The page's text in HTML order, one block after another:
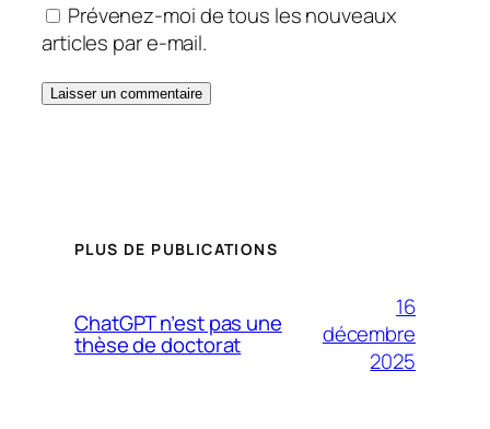
Prévenez-moi de tous les nouveaux
articles par e-mail.
PLUS DE PUBLICATIONS
ChatGPT n’est pas une
thèse de doctorat
16
décembre
2025